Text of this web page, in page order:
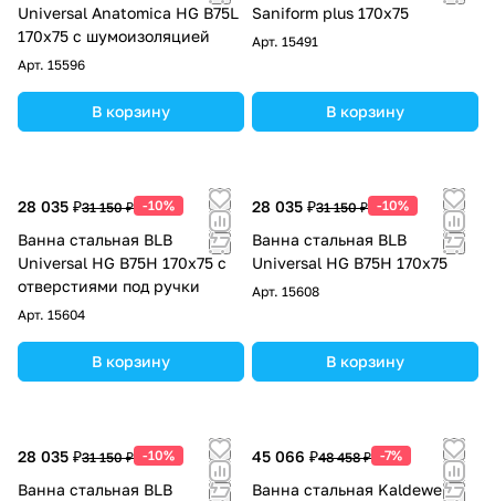
Universal Anatomica HG B75L
170х75 с шумоизоляцией
Арт. 15596
В корзину
Saniform plus 170x75
Арт. 15491
В корзину
28 035 ₽31 150 ₽ -10%
Ванна стальная BLB
Universal HG B75H 170х75 с
отверстиями под ручки
Арт. 15604
В корзину
28 035 ₽31 150 ₽ -10%
Ванна стальная BLB
Universal HG B75H 170х75
Арт. 15608
В корзину
28 035 ₽31 150 ₽ -10%
Ванна стальная BLB
45 066 ₽48 458 ₽ -7%
Ванна стальная Kaldewei